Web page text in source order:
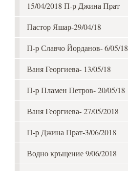
15/04/2018 П-р Джина Прат
Пастор Яшар-29/04/18
П-р Славчо Йорданов- 6/05/18
Ваня Георгиева- 13/05/18
П-р Пламен Петров- 20/05/18
Ваня Георгиева- 27/05/2018
П-р Джина Прат-3/06/2018
Водно кръщение 9/06/2018